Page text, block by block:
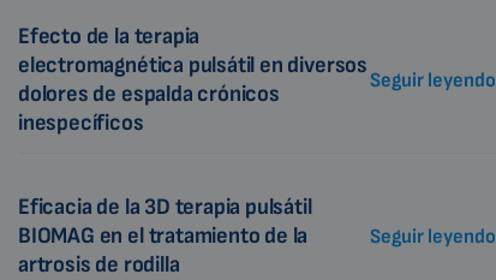
Efecto de la terapia
electromagnética pulsátil en diversos
dolores de espalda crónicos
inespecíficos
Seguir leyendo
Eficacia de la 3D terapia pulsátil
BIOMAG en el tratamiento de la
artrosis de rodilla
Seguir leyendo